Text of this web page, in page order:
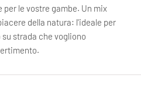
le vostre gambe. Un mix
della natura: l'ideale per
strada che vogliono